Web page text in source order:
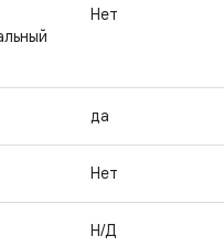
Нет
да
Нет
Н/Д